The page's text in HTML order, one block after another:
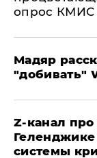
опрос КМИС
Мадяр
"добивать"
Z-канал
системы